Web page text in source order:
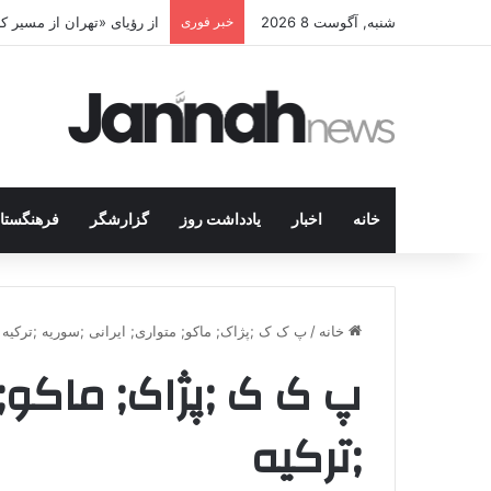
شنبه, آگوست 8 2026 خبر فوری از رؤیای «تهران از
خانه اخبار یادداشت روز گزارشگر
خانه / پ ک ک ;پژاک; ماکو; متواری; ایرانی ;سوریه ;ترکیه
پ ک ک ;پژاک; ماکو;
;ترکیه